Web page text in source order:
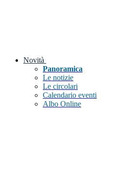
Novità
Panoramica
Le notizie
Le circolari
Calendario eventi
Albo Online